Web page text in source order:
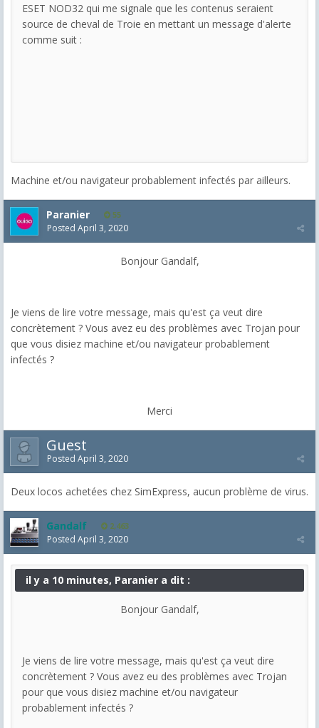
ESET NOD32 qui me signale que les contenus seraient
source de cheval de Troie en mettant un message d'alerte
comme suit :
Machine et/ou navigateur probablement infectés par ailleurs.
Paranier 55
Posted April 3, 2020
Bonjour Gandalf,
Je viens de lire votre message, mais qu'est ça veut dire
concrètement ? Vous avez eu des problèmes avec Trojan pour
que vous disiez machine et/ou navigateur probablement
infectés ?
Merci
Guest
Posted April 3, 2020
Deux locos achetées chez SimExpress, aucun problème de virus.
Gandalf 2,463
Posted April 3, 2020
il y a 10 minutes, Paranier a dit :
Bonjour Gandalf,
Je viens de lire votre message, mais qu'est ça veut dire
concrètement ? Vous avez eu des problèmes avec Trojan
pour que vous disiez machine et/ou navigateur
probablement infectés ?